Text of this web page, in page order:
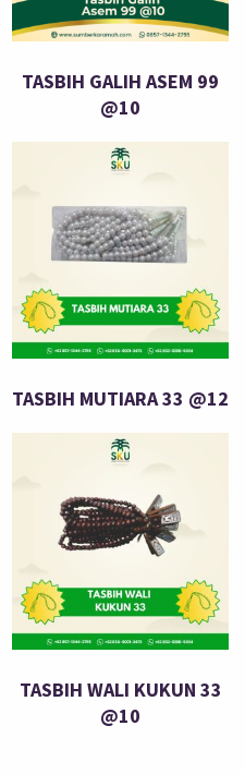
TASBIH GALIH ASEM 99
@10
TASBIH MUTIARA 33 @12
TASBIH WALI KUKUN 33
@10